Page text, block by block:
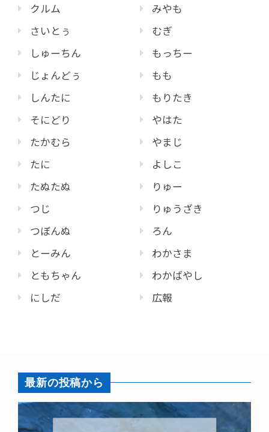
クルム
さいとぅ
しゅーちん
じょんどぅ
しんたに
そにどり
たかむら
たに
たぬたぬ
つじ
つぼんぬ
とーみん
ともちゃん
にしだ
みやも
むぎ
もっちー
もも
もりたき
やはた
やまじ
よしこ
りゅー
りゅうざき
ろん
わかさま
わかばやし
広報
最新の投稿から